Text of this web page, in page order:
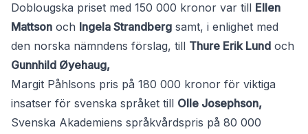
Doblougska priset med 150 000 kronor var till Ellen
Mattson och Ingela Strandberg samt, i enlighet med
den norska nämndens förslag, till Thure Erik Lund och
Gunnhild Øyehaug,
Margit Påhlsons pris på 180 000 kronor för viktiga
insatser för svenska språket till Olle Josephson,
Svenska Akademiens språkvårdspris på 80 000